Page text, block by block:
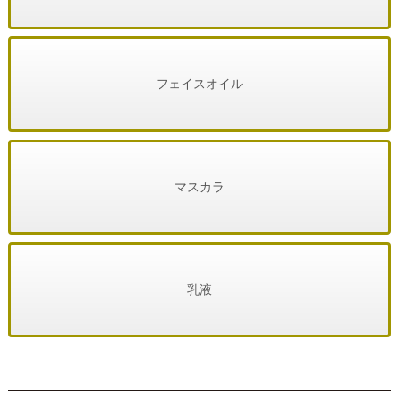
フェイスオイル
マスカラ
乳液